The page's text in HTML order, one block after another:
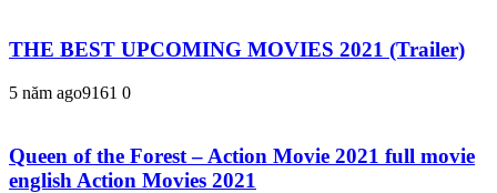
THE BEST UPCOMING MOVIES 2021 (Trailer)
5 năm ago9161 0
Queen of the Forest – Action Movie 2021 full movie
english Action Movies 2021